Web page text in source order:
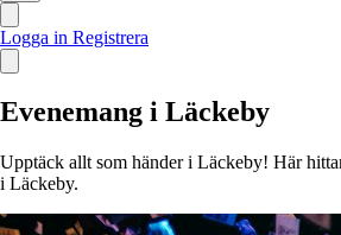
Logga in Registrera
Evenemang i Läckeby
Upptäck allt som händer i Läckeby! Här
i Läckeby.